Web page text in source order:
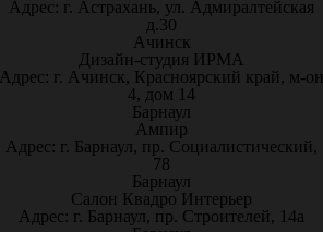
Адрес: г. Астрахань, ул. Адмиралтейская
д.30
Ачинск
Дизайн-студия ИРМА
Адрес: г. Ачинск, Красноярский край, м-он
4, дом 14
Барнаул
Ампир
Адрес: г. Барнаул, пр. Социалистический,
78
Барнаул
Салон Квадро Интерьер
Адрес: г. Барнаул, пр. Строителей, 14а